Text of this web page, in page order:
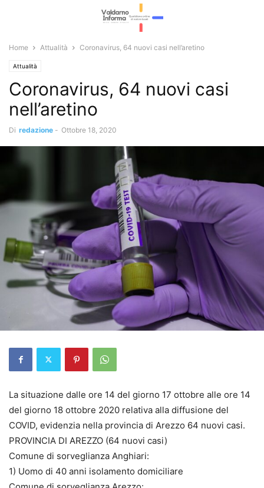
Home Attualità Coronavirus, 64 nuovi casi nell’aretino
Attualità
Coronavirus, 64 nuovi casi
nell’aretino
Di redazione - Ottobre 18, 2020
La situazione dalle ore 14 del giorno 17 ottobre alle ore 14
del giorno 18 ottobre 2020 relativa alla diffusione del
COVID, evidenzia nella provincia di Arezzo 64 nuovi casi.
PROVINCIA DI AREZZO (64 nuovi casi)
Comune di sorveglianza Anghiari:
1) Uomo di 40 anni isolamento domiciliare